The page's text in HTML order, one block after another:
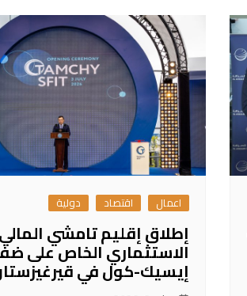
اعمال اقتصاد دولية
إطلاق إقليم تامشي المالي
الاستثماري الخاص على
إيسيك-كول في